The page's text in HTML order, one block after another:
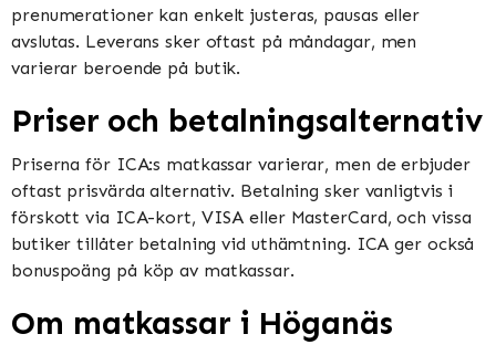
prenumerationer kan enkelt justeras, pausas eller
avslutas. Leverans sker oftast på måndagar, men
varierar beroende på butik​​​​.
Priser och betalningsalternativ
Priserna för ICA:s matkassar varierar, men de erbjuder
oftast prisvärda alternativ. Betalning sker vanligtvis i
förskott via ICA-kort, VISA eller MasterCard, och vissa
butiker tillåter betalning vid uthämtning. ICA ger också
bonuspoäng på köp av matkassar​​.
Om matkassar i Höganäs